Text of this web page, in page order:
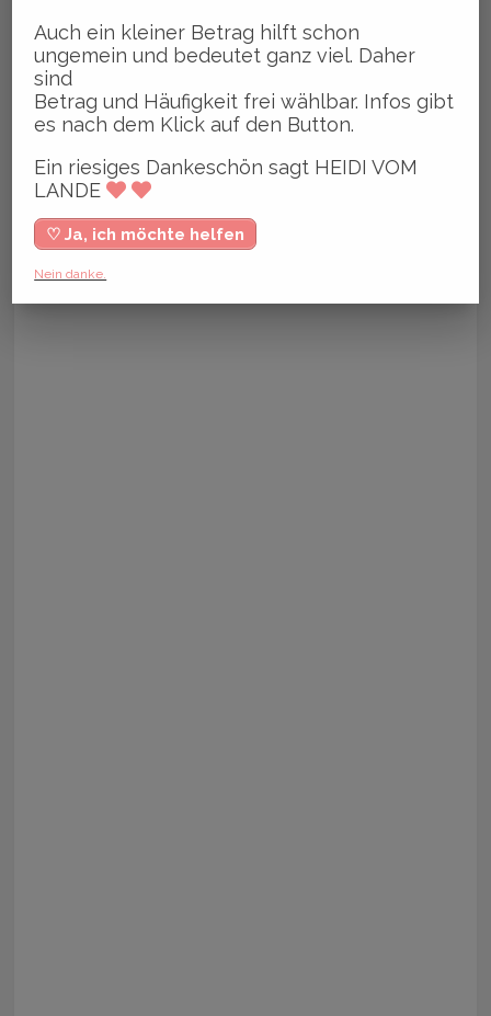
Auch ein kleiner Betrag hilft schon
ungemein und bedeutet ganz viel. Daher
sind
Betrag und Häufigkeit frei wählbar. Infos gibt
es nach dem Klick auf den Button.
Ein riesiges Dankeschön sagt HEIDI VOM
LANDE
♡ Ja, ich möchte helfen
Nein danke.